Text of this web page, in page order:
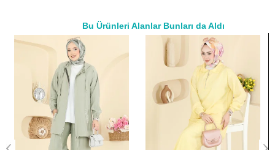
112
76
48
76
50
76
52
76
PANTOLON BEDEN
ÖLÇÜLERİ (CM)
Beden
Boy
Bu Ürünleri Alanlar Bunları da Aldı
a>